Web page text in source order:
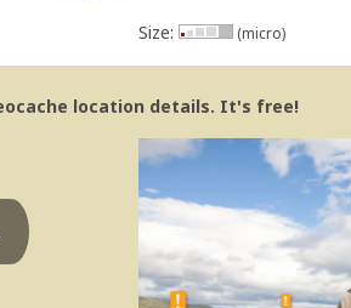
Size: (micro)
location details. It's free!